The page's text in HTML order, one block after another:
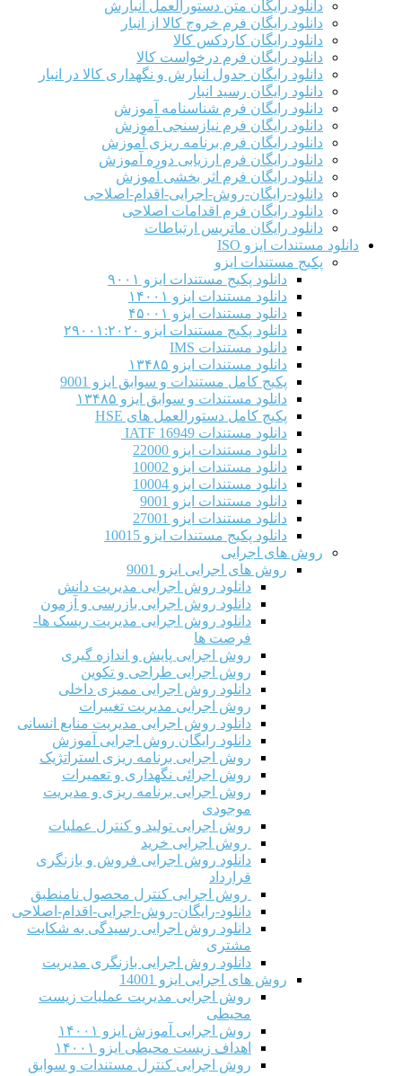
دانلود رایگان متن دستورالعمل انبارش
دانلود رایگان فرم خروج کالا از انبار
دانلود رایگان کاردکس کالا
دانلود رایگان فرم درخواست کالا
دانلود رایگان جدول انبارش و نگهداری کالا در انبار
دانلود رایگان رسید انبار
دانلود رایگان فرم شناسنامه آموزش
دانلود رایگان فرم نیازسنجی آموزش
دانلود رایگان فرم برنامه ریزی آموزش
دانلود رایگان فرم ارزیابی دوره آموزش
دانلود رایگان فرم اثر بخشی آموزش
دانلود-رایگان-روش-اجرایی-اقدام-اصلاحی
دانلود رایگان فرم اقدامات اصلاحی
دانلود رایگان ماتریس ارتباطات
دانلود مستندات ایزو ISO
پکیج مستندات ایزو
دانلود پکیج مستندات ایزو ۹۰۰۱
دانلود مستندات ایزو ۱۴۰۰۱
دانلود مستندات ایزو ۴۵۰۰۱
دانلود پکیج مستندات ایزو ۲۹۰۰۱:۲۰۲۰
دانلود مستندات IMS
دانلود مستندات ایزو ۱۳۴۸۵
پکیج کامل مستندات و سوابق ایزو 9001
دانلود مستندات و سوابق ایزو ۱۳۴۸۵
پکیج کامل دستورالعمل های HSE
دانلود مستندات IATF 16949
دانلود مستندات ایزو 22000
دانلود مستندات ایزو 10002
دانلود مستندات ایزو 10004
دانلود مستندات ایزو 9001
دانلود مستندات ایزو 27001
دانلود پکیج مستندات ایزو 10015
روش های اجرایی
روش های اجرایی ایزو 9001
دانلود روش اجرایی مدیریت دانش
دانلود روش اجرایی بازرسی و آزمون
دانلود روش اجرایی مدیریت ریسک ها-
فرصت ها
روش اجرایی پایش و اندازه گیری
روش اجرایی طراحی و تکوین
دانلود روش اجرایی ممیزی داخلی
روش اجرایی مدیریت تغییرات
دانلود روش اجرایی مدیریت منابع انسانی
دانلود رایگان روش اجرایی آموزش
روش اجرایی برنامه ریزی استراتژیک
روش اجرائی نگهداری و تعمیرات
روش اجرایی برنامه ریزی و مدیریت
موجودی
روش اجرایی تولید و کنترل عملیات
روش اجرایی خرید
دانلود روش اجرایی فروش و بازنگری
قرارداد
روش اجرایی کنترل محصول نامنطبق
دانلود-رایگان-روش-اجرایی-اقدام-اصلاحی
دانلود روش اجرایی رسیدگی به شکایت
مشتری
دانلود روش اجرایی بازنگری مدیریت
روش های اجرایی ایزو 14001
روش اجرایی مدیریت عملیات زیست
محیطی
روش اجرایی آموزش ایزو ۱۴۰۰۱
اهداف زیست محیطی ایزو ۱۴۰۰۱
روش اجرایی کنترل مستندات و سوابق